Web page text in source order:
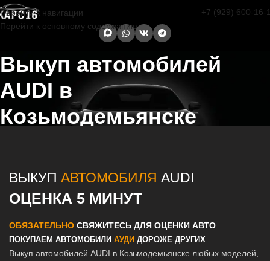
Перейти к навигации
Перейти к основному содержанию
+7 (929) 600-16-
Выкуп автомобилей
AUDI в
Козьмодемьянске
ВЫКУП АВТОМОБИЛЯ AUDI
ОЦЕНКА 5 МИНУТ
ОБЯЗАТЕЛЬНО СВЯЖИТЕСЬ ДЛЯ ОЦЕНКИ АВТО
ПОКУПАЕМ АВТОМОБИЛИ АУДИ ДОРОЖЕ ДРУГИХ
Выкуп автомобилей AUDI в Козьмодемьянске любых моделей,